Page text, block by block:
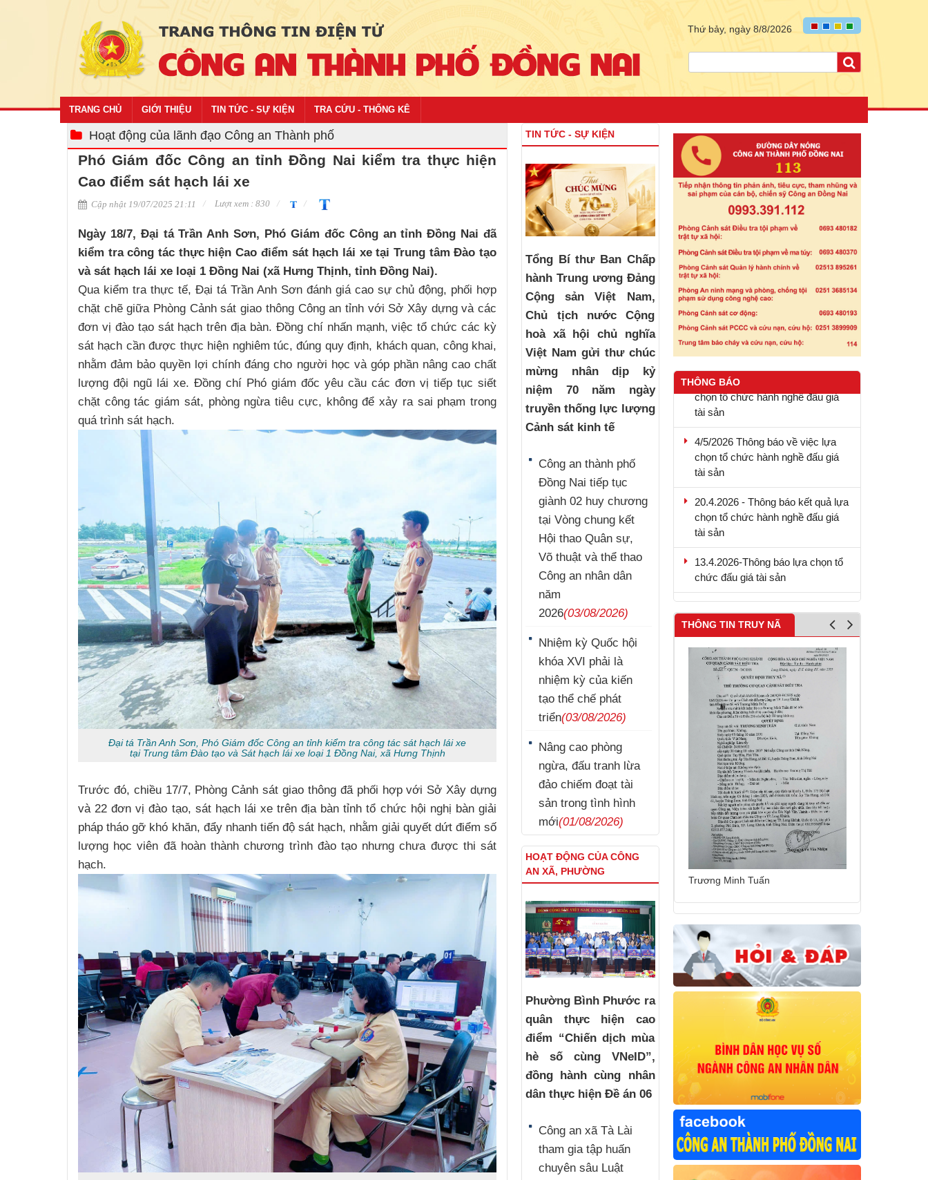
Thứ bảy, ngày 8/8/2026
TRANG CHỦ GIỚI THIỆU TIN TỨC - SỰ KIỆN TRA CỨU - THỐNG KÊ
Hoạt động của lãnh đạo Công an Thành phố
Phó Giám đốc Công an tỉnh Đồng Nai kiểm tra thực hiện
Cao điểm sát hạch lái xe
Cập nhật 19/07/2025 21:11 Lượt xem : 830
Ngày 18/7, Đại tá Trần Anh Sơn, Phó Giám đốc Công an tỉnh Đồng Nai đã
kiểm tra công tác thực hiện Cao điểm sát hạch lái xe tại Trung tâm Đào tạo
và sát hạch lái xe loại 1 Đồng Nai (xã Hưng Thịnh, tỉnh Đồng Nai).
Qua kiểm tra thực tế, Đại tá Trần Anh Sơn đánh giá cao sự chủ động, phối hợp
chặt chẽ giữa Phòng Cảnh sát giao thông Công an tỉnh với Sở Xây dựng và các
đơn vị đào tạo sát hạch trên địa bàn. Đồng chí nhấn mạnh, việc tổ chức các kỳ
sát hạch cần được thực hiện nghiêm túc, đúng quy định, khách quan, công khai,
nhằm đảm bảo quyền lợi chính đáng cho người học và góp phần nâng cao chất
lượng đội ngũ lái xe. Đồng chí Phó giám đốc yêu cầu các đơn vị tiếp tục siết
chặt công tác giám sát, phòng ngừa tiêu cực, không để xảy ra sai phạm trong
quá trình sát hạch.
Đại tá Trần Anh Sơn, Phó Giám đốc Công an tỉnh kiểm tra công tác sát hạch lái xe
tại Trung tâm Đào tạo và Sát hạch lái xe loại 1 Đồng Nai, xã Hưng Thịnh
Trước đó, chiều 17/7, Phòng Cảnh sát giao thông đã phối hợp với Sở Xây dựng
và 22 đơn vị đào tạo, sát hạch lái xe trên địa bàn tỉnh tổ chức hội nghị bàn giải
pháp tháo gỡ khó khăn, đẩy nhanh tiến độ sát hạch, nhằm giải quyết dứt điểm số
lượng học viên đã hoàn thành chương trình đào tạo nhưng chưa được thi sát
hạch.
TIN TỨC - SỰ KIỆN
Tổng Bí thư Ban Chấp
hành Trung ương Đảng
Cộng sản Việt Nam,
Chủ tịch nước Cộng
hoà xã hội chủ nghĩa
Việt Nam gửi thư chúc
mừng nhân dịp kỷ
niệm 70 năm ngày
truyền thống lực lượng
Cảnh sát kinh tế
Công an thành phố
Đồng Nai tiếp tục
giành 02 huy chương
tại Vòng chung kết
Hội thao Quân sự,
Võ thuật và thể thao
Công an nhân dân
năm
2026(03/08/2026)
Nhiệm kỳ Quốc hội
khóa XVI phải là
nhiệm kỳ của kiến
tạo thể chế phát
triển(03/08/2026)
Nâng cao phòng
ngừa, đấu tranh lừa
đảo chiếm đoạt tài
sản trong tình hình
mới(01/08/2026)
HOẠT ĐỘNG CỦA CÔNG
AN XÃ, PHƯỜNG
Phường Bình Phước ra
quân thực hiện cao
điểm “Chiến dịch mùa
hè số cùng VNeID”,
đồng hành cùng nhân
dân thực hiện Đề án 06
Công an xã Tà Lài
tham gia tập huấn
chuyên sâu Luật
THÔNG BÁO
chọn tổ chức hành nghề đấu giá
tài sản
chọn tổ chức hành nghề đấu giá
tài sản
chọn tổ chức hành nghề đấu giá
tài sản
chức đấu giá tài sản
THÔNG TIN TRUY NÃ
Trương Minh Tuấn